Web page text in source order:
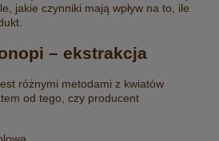
jakie czynniki mają wpływ na to, ile
– ekstrakcja
różnymi metodami z kwiatów
od tego, czy producent